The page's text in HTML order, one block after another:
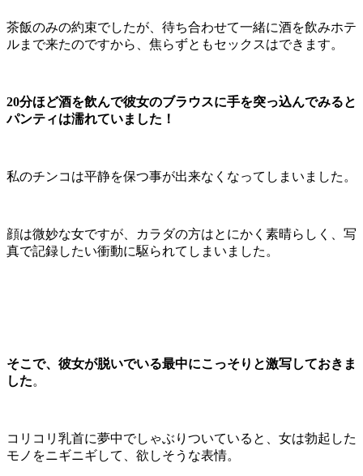
茶飯のみの約束でしたが、待ち合わせて一緒に酒を飲みホテ
ルまで来たのですから、焦らずともセックスはできます。
20分ほど酒を飲んで彼女のブラウスに手を突っ込んでみると
パンティは濡れていました！
私のチンコは平静を保つ事が出来なくなってしまいました。
顔は微妙な女ですが、カラダの方はとにかく素晴らしく、写
真で記録したい衝動に駆られてしまいました。
そこで、彼女が脱いでいる最中にこっそりと激写しておきま
した。
コリコリ乳首に夢中でしゃぶりついていると、女は勃起した
モノをニギニギして、欲しそうな表情。